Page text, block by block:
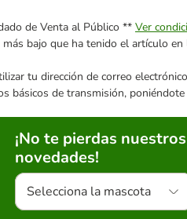
de Venta al Público ** Ver
bajo que ha tenido el artículo
tu dirección de correo
básicos de transmisión,
¡No te pierdas
novedades!
Selecciona la mascota